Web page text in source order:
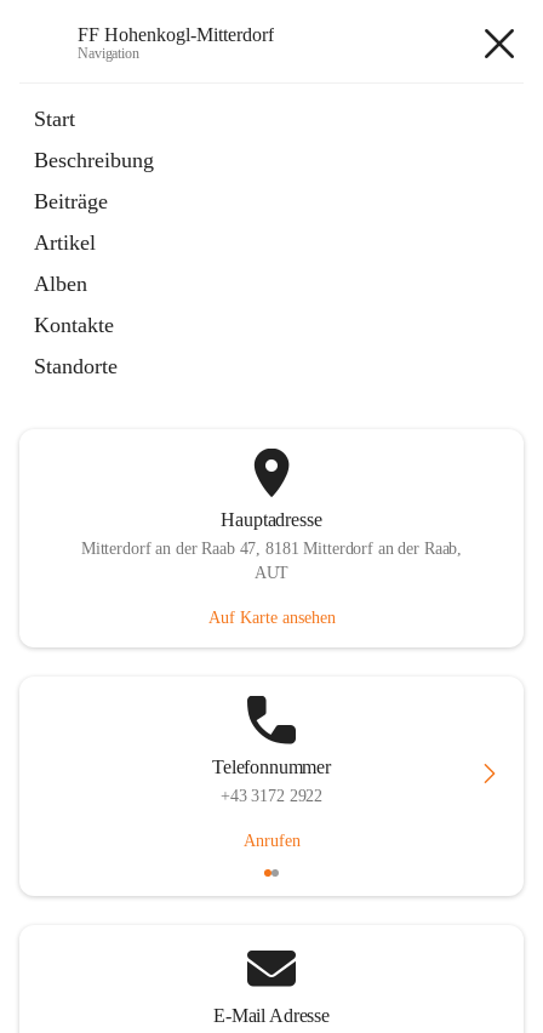
FF Hohenkogl-Mitterdorf
Navigation
Start
Beschreibung
Beiträge
Artikel
Alben
Kontakte
Standorte
Artikel
in
Tab
LLZ Einsatzübersicht
öffnet
in
neuem
Tab
Hauptadresse
Mitterdorf an der Raab 47, 8181 Mitterdorf an der Raab,
AUT
Auf Karte ansehen
Telefonnummer
+43 3172 2922
Anrufen
E-Mail Adresse